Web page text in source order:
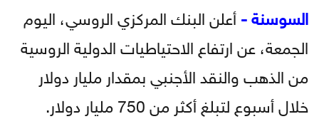
السوسنة -أعلن البنك المركزي الروسي، اليوم
الجمعة، عن ارتفاع الاحتياطيات الدولية الروسية
من الذهب والنقد الأجنبي بمقدار مليار دولار
خلال أسبوع لتبلغ أكثر من 750 مليار دولار.